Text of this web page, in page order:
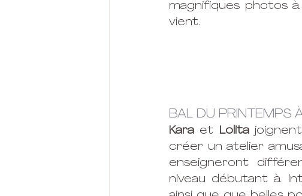
magnifiques photos
vient.
BAL DU PRINTEMPS
Kara et Lolita
créer un atelier
enseigneront
niveau débutant à